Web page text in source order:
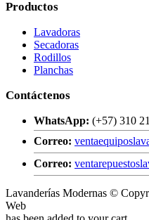
Productos
Lavadoras
Secadoras
Rodillos
Planchas
Contáctenos
WhatsApp: (+57) 310
Correo:
Correo:
Lavanderías Modernas ©
Web